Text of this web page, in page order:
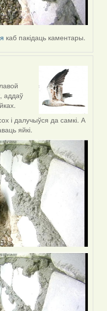
каб пакідаць каментары.
аддаў
і далучыўся да самкі. А
яйкі.